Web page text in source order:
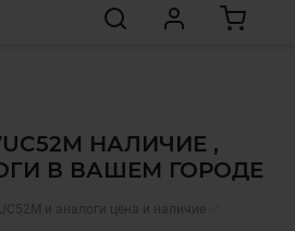
НАЛИЧИЕ ,
В ВАШЕМ ГОРОДЕ
и аналоги цена и наличие ✅